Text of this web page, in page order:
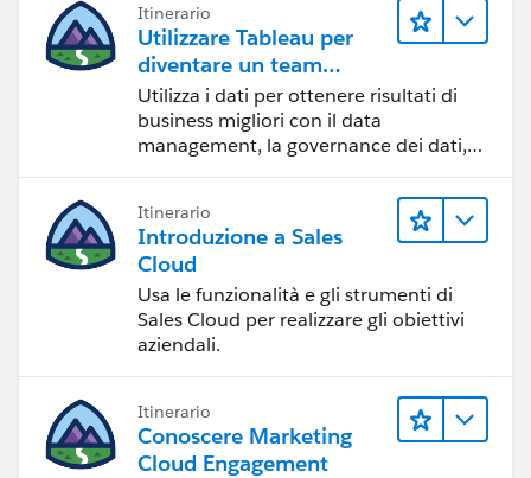
</head>
--- insert Embed code here ---
Itinerario
Utilizzare Tableau per
diventare un team
orientato ai dati
Utilizza i dati per ottenere risultati di
business migliori con il data
management, la governance dei dati,
la condivisione di storie basate sui dati
e la collaborazione.
Itinerario
Introduzione a Sales
Cloud
Usa le funzionalità e gli strumenti di
Sales Cloud per realizzare gli obiettivi
aziendali.
Itinerario
Conoscere Marketing
Cloud Engagement